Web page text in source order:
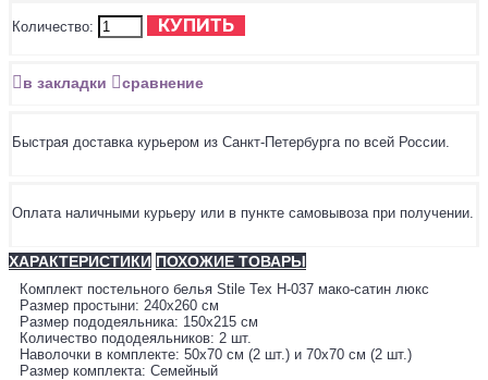
Количество: КУПИТЬ
в закладки сравнение
Быстрая доставка курьером из Санкт-Петербурга по всей России.
Оплата наличными курьеру или в пункте самовывоза при получении.
ХАРАКТЕРИСТИКИ ПОХОЖИЕ ТОВАРЫ
Комплект постельного белья Stile Tex H-037 мако-сатин люкс
Размер простыни: 240х260 см
Размер пододеяльника: 150х215 см
Количество пододеяльников: 2 шт.
Наволочки в комплекте: 50х70 см (2 шт.) и 70х70 см (2 шт.)
Размер комплекта: Семейный